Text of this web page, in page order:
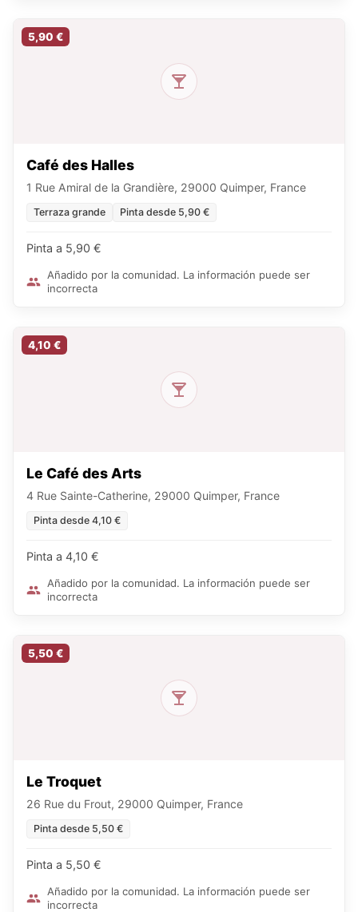
5,90 €
Café des Halles
1 Rue Amiral de la Grandière, 29000 Quimper, France
Terraza grande Pinta desde 5,90 €
Pinta a 5,90 €
Añadido por la comunidad. La información puede ser
incorrecta
4,10 €
Le Café des Arts
4 Rue Sainte-Catherine, 29000 Quimper, France
Pinta desde 4,10 €
Pinta a 4,10 €
Añadido por la comunidad. La información puede ser
incorrecta
5,50 €
Le Troquet
26 Rue du Frout, 29000 Quimper, France
Pinta desde 5,50 €
Pinta a 5,50 €
Añadido por la comunidad. La información puede ser
incorrecta